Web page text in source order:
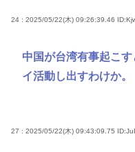
24 : 2025/05/22(木) 09:26:39.46
中国が台湾有事起こ
イ活動し出すわけか。
27 : 2025/05/22(木) 09:43:09.75